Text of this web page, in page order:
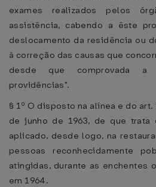
exames realizados pelos
assistência, cabendo a êste
deslocamento da residência ou
à correção das causas que
desde que comprovada a
providências".
§ 1º O disposto na alínea e do art.
de junho de 1963, de que trata
aplicado, desde logo, na
pessoas reconhecidamente
atingidas, durante as enchentes
em 1964.